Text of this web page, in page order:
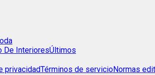
De InterioresÚltimos
privacidadTérminos de servicioNormas